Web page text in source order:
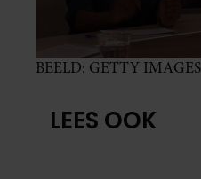
BEELD: GETTY IMAGES
LEES OOK